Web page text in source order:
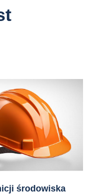
środowiska